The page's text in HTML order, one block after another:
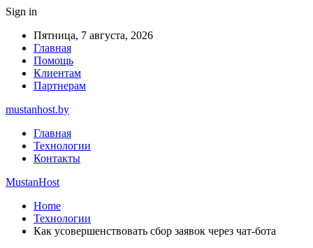
Sign in
Пятница, 7 августа, 2026
Главная
Помощь
Клиентам
Партнерам
mustanhost.by
Главная
Технологии
Контакты
MustanHost
Home
Технологии
Как усовершенствовать сбор заявок через чат-бота